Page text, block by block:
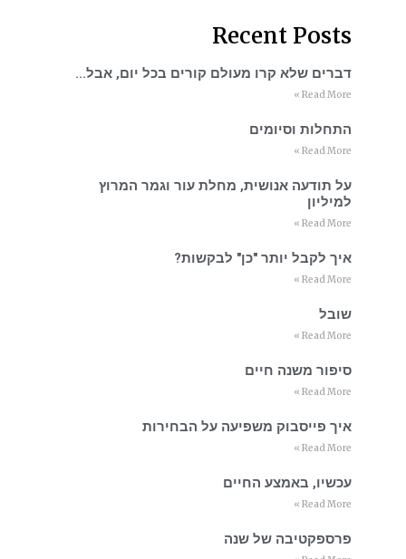
Recent Posts
דברים שלא קרו מעולם קורים בכל יום, אבל…
Read More »
התחלות וסיומים
Read More »
על תודעה אנושית, מחלת עור וגמר המרוץ
למיליון
Read More »
איך לקבל יותר "כן" לבקשות?
Read More »
שובל
Read More »
סיפור משנה חיים
Read More »
איך פייסבוק משפיעה על הבחירות
Read More »
עכשיו, באמצע החיים
Read More »
פרספקטיבה של שנה